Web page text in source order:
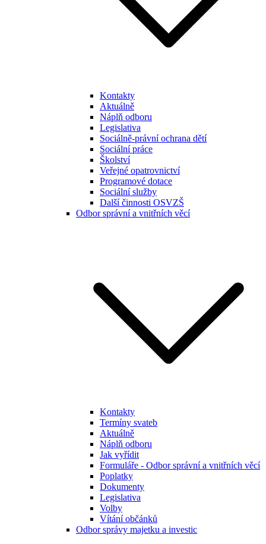
Kontakty
Aktuálně
Náplň odboru
Legislativa
Sociálně-právní ochrana dětí
Sociální práce
Školství
Veřejné opatrovnictví
Programové dotace
Sociální služby
Další činnosti OSVZŠ
Odbor správní a vnitřních věcí
Kontakty
Termíny svateb
Aktuálně
Náplň odboru
Jak vyřídit
Formuláře - Odbor správní a vnitřních věcí
Poplatky
Dokumenty
Legislativa
Volby
Vítání občánků
Odbor správy majetku a investic